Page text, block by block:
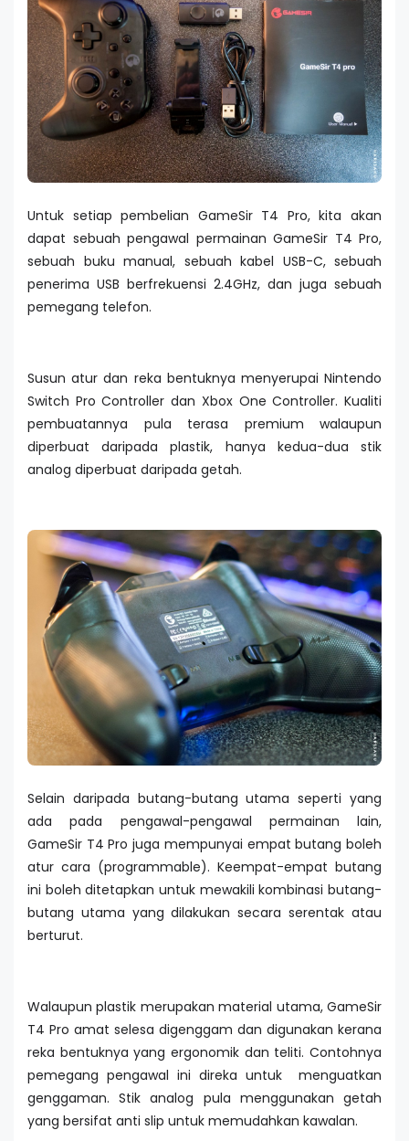
Untuk setiap pembelian GameSir T4 Pro, kita akan
dapat sebuah pengawal permainan GameSir T4 Pro,
sebuah buku manual, sebuah kabel USB-C, sebuah
penerima USB berfrekuensi 2.4GHz, dan juga sebuah
pemegang telefon.
Susun atur dan reka bentuknya menyerupai Nintendo
Switch Pro Controller dan Xbox One Controller. Kualiti
pembuatannya pula terasa premium walaupun
diperbuat daripada plastik, hanya kedua-dua stik
analog diperbuat daripada getah.
Selain daripada butang-butang utama seperti yang
ada pada pengawal-pengawal permainan lain,
GameSir T4 Pro juga mempunyai empat butang boleh
atur cara (programmable). Keempat-empat butang
ini boleh ditetapkan untuk mewakili kombinasi butang-
butang utama yang dilakukan secara serentak atau
berturut.
Walaupun plastik merupakan material utama, GameSir
T4 Pro amat selesa digenggam dan digunakan kerana
reka bentuknya yang ergonomik dan teliti. Contohnya
pemegang pengawal ini direka untuk menguatkan
genggaman. Stik analog pula menggunakan getah
yang bersifat anti slip untuk memudahkan kawalan.